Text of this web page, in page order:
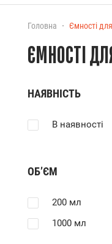
Головна Ємності
ЄМНОСТІ
НАЯВНІСТЬ
В наявності
ОБ’ЄМ
200 мл
1000 мл